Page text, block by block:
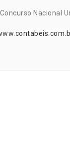
Nacional